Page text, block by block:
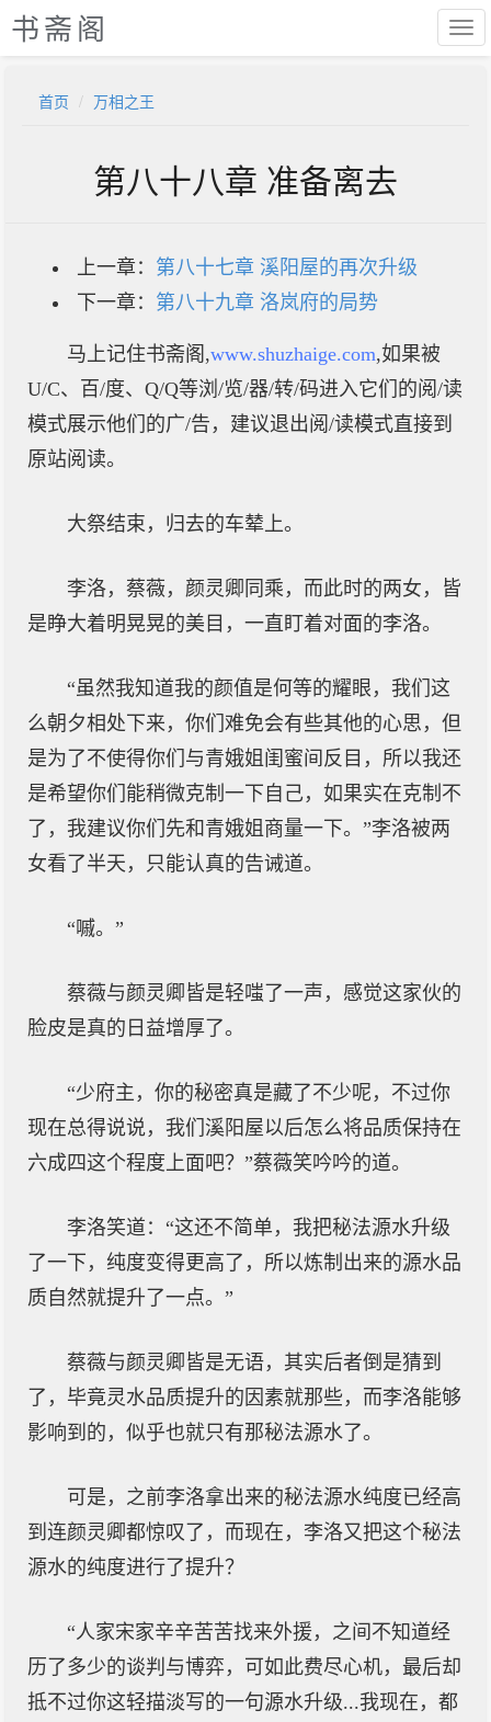
书斋阁
首页 万相之王
第八十八章 准备离去
上一章： 第八十七章 溪阳屋的再次升级
下一章： 第八十九章 洛岚府的局势
马上记住书斋阁,www.shuzhaige.com,如果被
U/C、百/度、Q/Q等浏/览/器/转/码进入它们的阅/读
模式展示他们的广/告，建议退出阅/读模式直接到
原站阅读。
大祭结束，归去的车辇上。
李洛，蔡薇，颜灵卿同乘，而此时的两女，皆
是睁大着明晃晃的美目，一直盯着对面的李洛。
“虽然我知道我的颜值是何等的耀眼，我们这
么朝夕相处下来，你们难免会有些其他的心思，但
是为了不使得你们与青娥姐闺蜜间反目，所以我还
是希望你们能稍微克制一下自己，如果实在克制不
了，我建议你们先和青娥姐商量一下。”李洛被两
女看了半天，只能认真的告诫道。
“嘁。”
蔡薇与颜灵卿皆是轻嗤了一声，感觉这家伙的
脸皮是真的日益增厚了。
“少府主，你的秘密真是藏了不少呢，不过你
现在总得说说，我们溪阳屋以后怎么将品质保持在
六成四这个程度上面吧？”蔡薇笑吟吟的道。
李洛笑道：“这还不简单，我把秘法源水升级
了一下，纯度变得更高了，所以炼制出来的源水品
质自然就提升了一点。”
蔡薇与颜灵卿皆是无语，其实后者倒是猜到
了，毕竟灵水品质提升的因素就那些，而李洛能够
影响到的，似乎也就只有那秘法源水了。
可是，之前李洛拿出来的秘法源水纯度已经高
到连颜灵卿都惊叹了，而现在，李洛又把这个秘法
源水的纯度进行了提升？
“人家宋家辛辛苦苦找来外援，之间不知道经
历了多少的谈判与博弈，可如此费尽心机，最后却
抵不过你这轻描淡写的一句源水升级...我现在，都